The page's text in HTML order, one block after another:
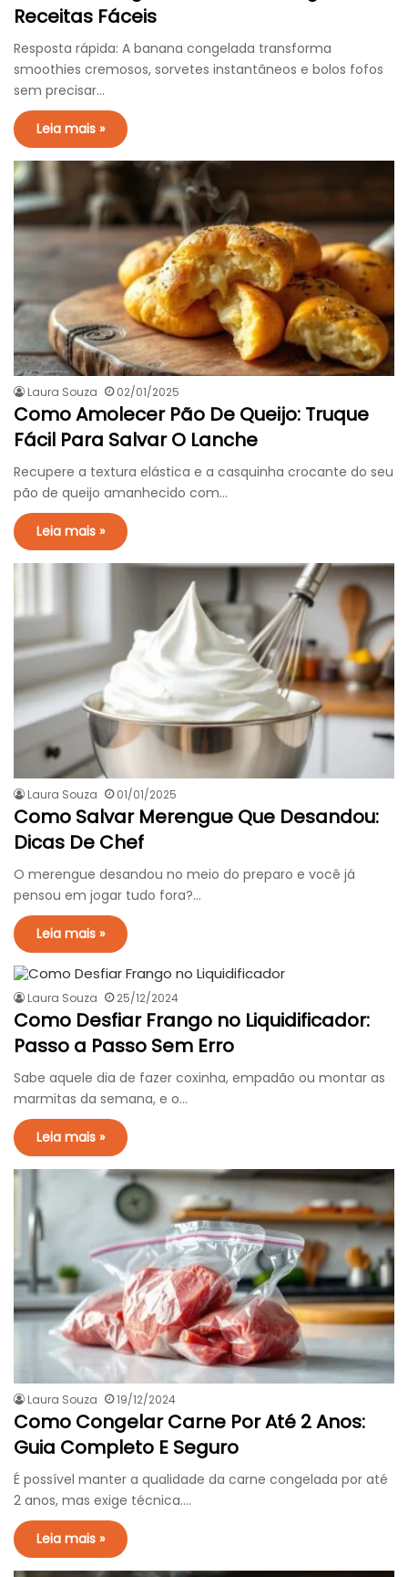
Receitas Fáceis
Resposta rápida: A banana congelada transforma
smoothies cremosos, sorvetes instantâneos e bolos fofos
sem precisar…
Leia mais »
Laura Souza 02/01/2025
Como Amolecer Pão De Queijo: Truque
Fácil Para Salvar O Lanche
Recupere a textura elástica e a casquinha crocante do seu
pão de queijo amanhecido com…
Leia mais »
Laura Souza 01/01/2025
Como Salvar Merengue Que Desandou:
Dicas De Chef
O merengue desandou no meio do preparo e você já
pensou em jogar tudo fora?…
Leia mais »
Laura Souza 25/12/2024
Como Desfiar Frango no Liquidificador:
Passo a Passo Sem Erro
Sabe aquele dia de fazer coxinha, empadão ou montar as
marmitas da semana, e o…
Leia mais »
Laura Souza 19/12/2024
Como Congelar Carne Por Até 2 Anos:
Guia Completo E Seguro
É possível manter a qualidade da carne congelada por até
2 anos, mas exige técnica.…
Leia mais »